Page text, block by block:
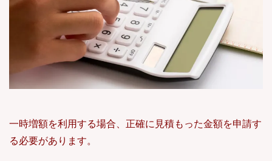
一時増額を利用する場合、正確に見積もった金額を申請す
る必要があります。